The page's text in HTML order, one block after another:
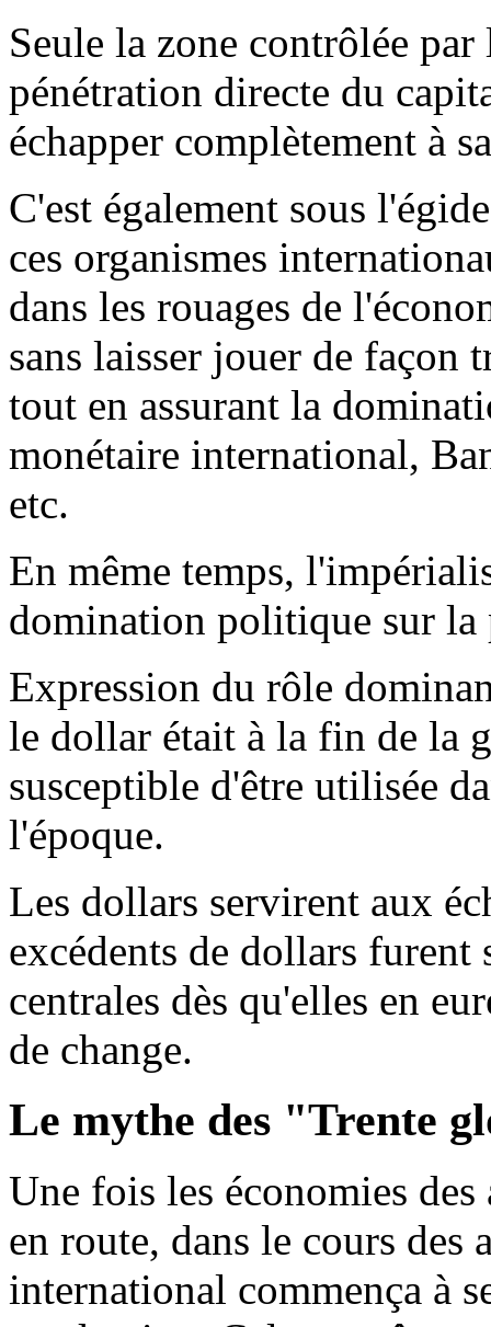
Seule la zone contrôlée
pénétration directe du
échapper complètement à
C'est également sous
ces organismes
dans les rouages de
sans laisser jouer de façon
tout en assurant la
monétaire international,
etc.
En même temps,
domination politique sur la
Expression du rôle
le dollar était à la fin de la
susceptible d'être utilisée
l'époque.
Les dollars servirent aux
excédents de dollars furent
centrales dès qu'elles en
de change.
Le mythe des "Trente
Une fois les économies
en route, dans le cours des
international commença à